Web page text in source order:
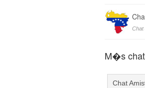
Chat
M�s
Chat